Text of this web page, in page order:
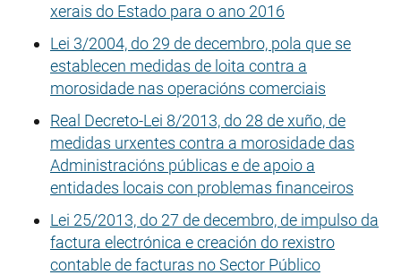
xerais do Estado para o ano 2016
Lei 3/2004, do 29 de decembro, pola que se
establecen medidas de loita contra a
morosidade nas operacións comerciais
Real Decreto-Lei 8/2013, do 28 de xuño, de
medidas urxentes contra a morosidade das
Administracións públicas e de apoio a
entidades locais con problemas financeiros
Lei 25/2013, do 27 de decembro, de impulso da
factura electrónica e creación do rexistro
contable de facturas no Sector Público